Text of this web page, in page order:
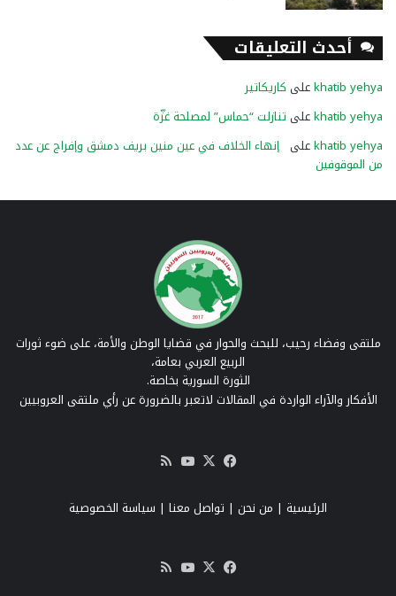
أحدث التعليقات
khatib yehyaعلى كاريكاتير
khatib yehyaعلى تنازلت “حماس” لمصلحة غزّة
khatib yehyaعلى إنهاء الخلاف في عين منين بريف دمشق وإفراج عن عدد
من الموقوفين
ملتقى وفضاء رحيب، للبحث والحوار في قضايا الوطن والأمة، على ضوء ثورات
الربيع العربي بعامة،
الثورة السورية بخاصة.
الأفكار والآراء الواردة في المقالات لاتعبر بالضرورة عن رأي ملتقى العروبيين
فيسبوك
‫X
‫YouTube
RSS
الرئيسية | من نحن | تواصل معنا | سياسة الخصوصية
فيسبوك
‫X
‫YouTube